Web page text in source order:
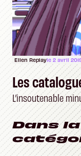
Ellen Replayle 2 avril
Les
L’insoutenable
Dans